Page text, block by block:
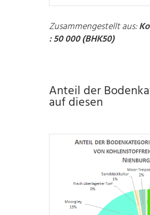
Zusammengestellt aus:
: 50 000 (BHK50)
Anteil der
auf diesen